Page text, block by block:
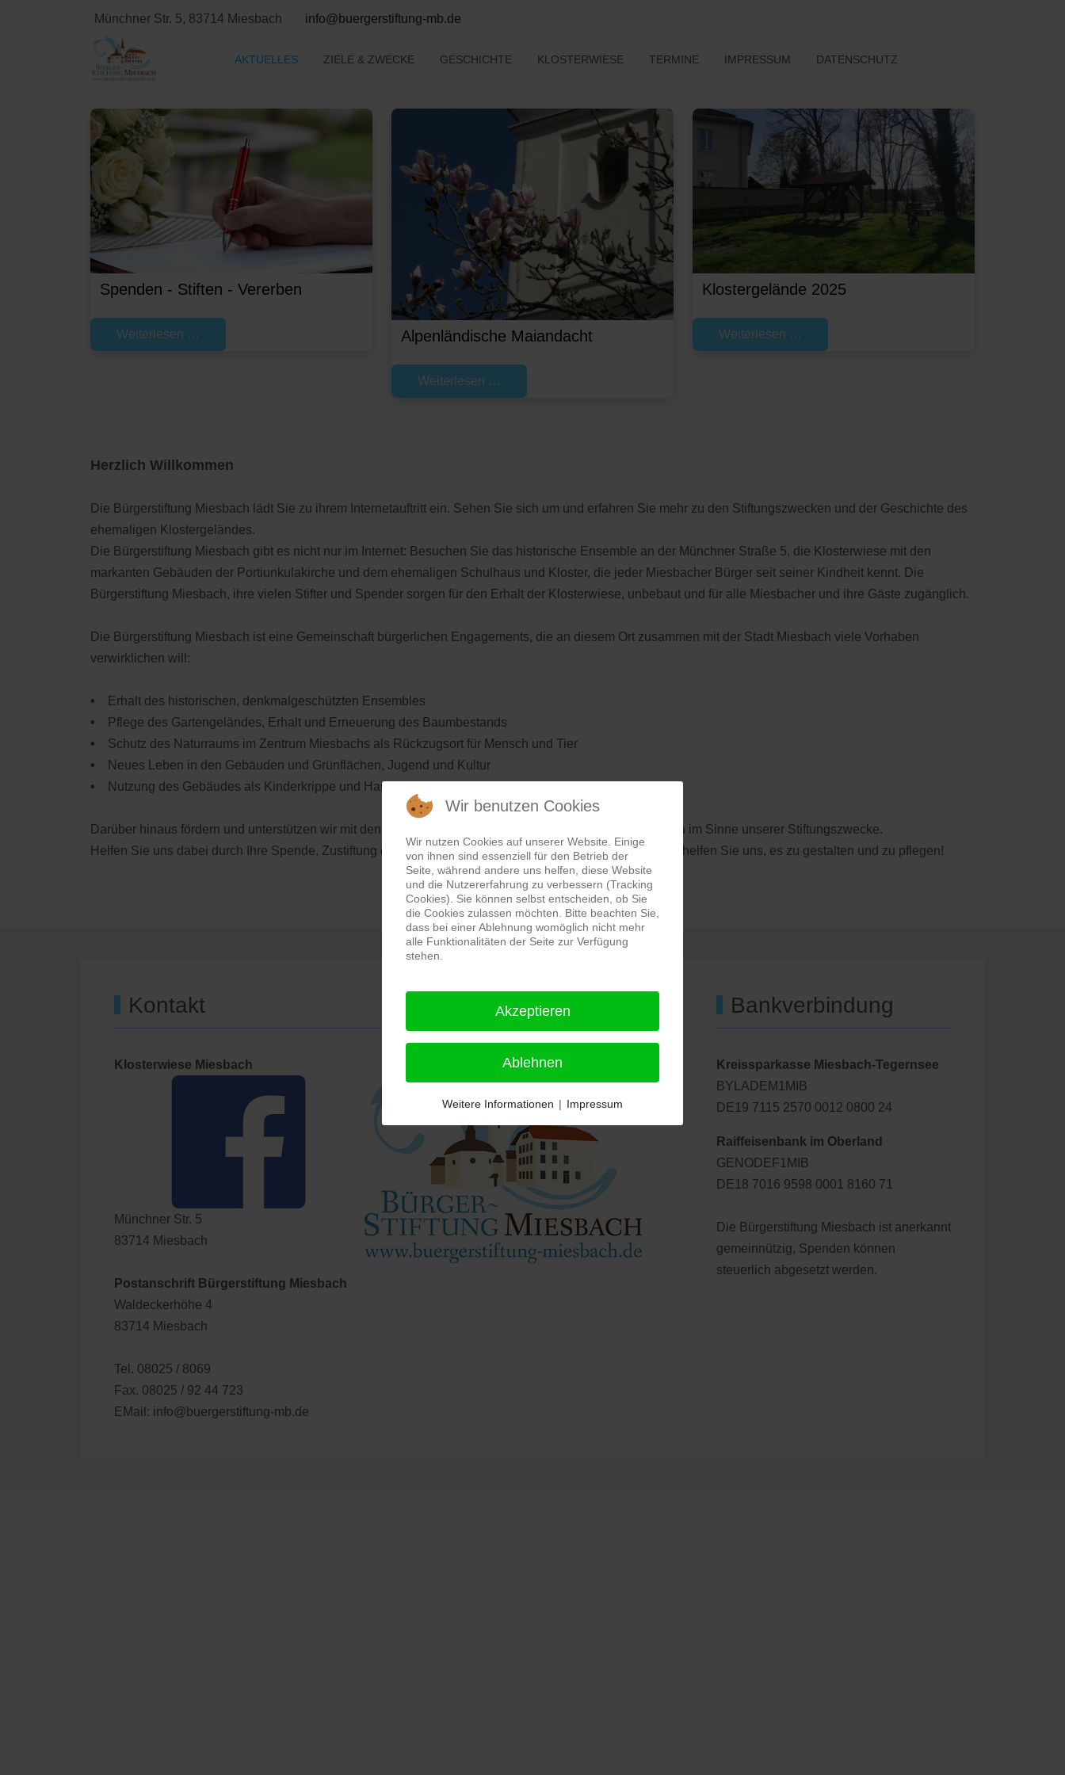
Münchner Str. 5, 83714 Miesbach info@buergerstiftung-mb.de
AKTUELLES ZIELE & ZWECKE GESCHICHTE KLOSTERWIESE TERMINE IMPRESSUM DATENSCHUTZ
Spenden - Stiften - Vererben
Weiterlesen … Alpenländische Maiandacht
Weiterlesen …
Klostergelände 2025
Weiterlesen …
Herzlich Willkommen
Die Bürgerstiftung Miesbach lädt Sie zu ihrem Internetauftritt ein. Sehen Sie sich um und erfahren Sie mehr zu den Stiftungszwecken und der Geschichte des
ehemaligen Klostergeländes.
Die Bürgerstiftung Miesbach gibt es nicht nur im Internet: Besuchen Sie das historische Ensemble an der Münchner Straße 5, die Klosterwiese mit den
markanten Gebäuden der Portiunkulakirche und dem ehemaligen Schulhaus und Kloster, die jeder Miesbacher Bürger seit seiner Kindheit kennt. Die
Bürgerstiftung Miesbach, ihre vielen Stifter und Spender sorgen für den Erhalt der Klosterwiese, unbebaut und für alle Miesbacher und ihre Gäste zugänglich.
Die Bürgerstiftung Miesbach ist eine Gemeinschaft bürgerlichen Engagements, die an diesem Ort zusammen mit der Stadt Miesbach viele Vorhaben
verwirklichen will:
• Erhalt des historischen, denkmalgeschützten Ensembles
•
Pflege des Gartengeländes, Erhalt und Erneuerung des Baumbestands
• Schutz des Naturraums im Zentrum Miesbachs als Rückzugsort für Mensch und Tier
• Neues Leben in den Gebäuden und Grünflächen, Jugend und Kultur
• Nutzung des Gebäudes als Kinderkrippe und Haus für Kinderbetreuung
Darüber hinaus fördern und unterstützen wir mit den Erträgen des Stiftungsvermögens vielfältige Initiativen im Sinne unserer Stiftungszwecke.
Helfen Sie uns dabei durch Ihre Spende, Zustiftung oder Ihren Nachlass. Nutzen Sie dieses Gelände und helfen Sie uns, es zu gestalten und zu pflegen!
Kontakt
Klosterwiese Miesbach
Münchner Str. 5
83714 Miesbach
Postanschrift Bürgerstiftung Miesbach
Waldeckerhöhe 4
83714 Miesbach
Tel. 08025 / 8069
Fax. 08025 / 92 44 723
EMail: info@buergerstiftung-mb.de
Bankverbindung
Kreissparkasse Miesbach-Tegernsee
BYLADEM1MIB
DE19 7115 2570 0012 0800 24
Raiffeisenbank im Oberland
GENODEF1MIB
DE18 7016 9598 0001 8160 71
Die Bürgerstiftung Miesbach ist anerkannt
gemeinnützig, Spenden können
steuerlich abgesetzt werden.
Wir benutzen Cookies
Wir nutzen Cookies auf unserer Website. Einige
von ihnen sind essenziell für den Betrieb der
Seite, während andere uns helfen, diese Website
und die Nutzererfahrung zu verbessern (Tracking
Cookies). Sie können selbst entscheiden, ob Sie
die Cookies zulassen möchten. Bitte beachten Sie,
dass bei einer Ablehnung womöglich nicht mehr
alle Funktionalitäten der Seite zur Verfügung
stehen.
Akzeptieren
Ablehnen
Weitere Informationen | Impressum